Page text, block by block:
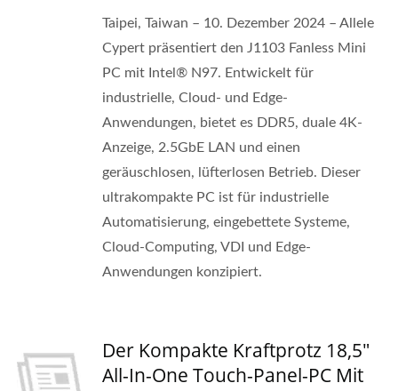
Taipei, Taiwan – 10. Dezember 2024 – Allele
Cypert präsentiert den J1103 Fanless Mini
PC mit Intel® N97. Entwickelt für
industrielle, Cloud- und Edge-
Anwendungen, bietet es DDR5, duale 4K-
Anzeige, 2.5GbE LAN und einen
geräuschlosen, lüfterlosen Betrieb. Dieser
ultrakompakte PC ist für industrielle
Automatisierung, eingebettete Systeme,
Cloud-Computing, VDI und Edge-
Anwendungen konzipiert.
Der Kompakte Kraftprotz 18,5"
All-In-One Touch-Panel-PC Mit